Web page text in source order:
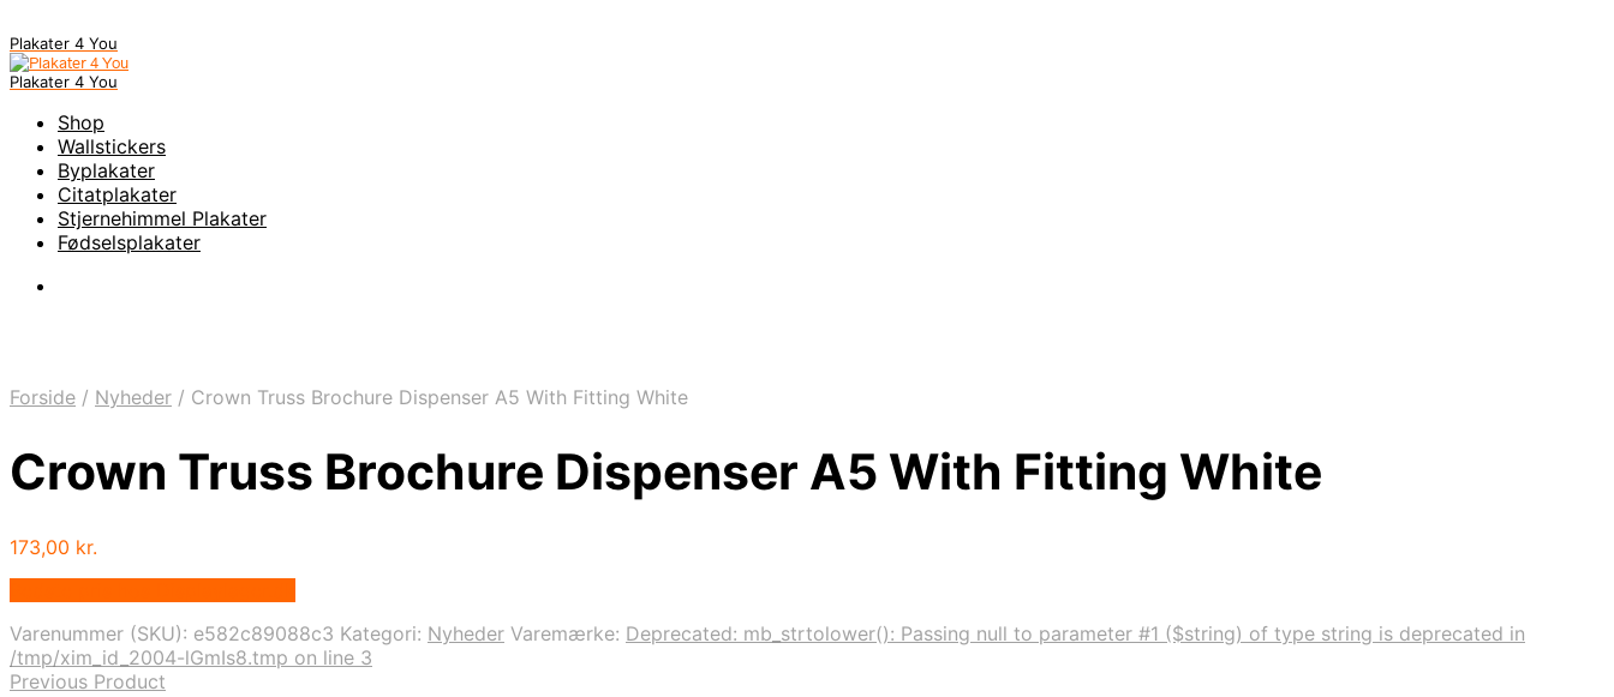
Plakater 4 You
Plakater 4 You
Shop
Wallstickers
Byplakater
Citatplakater
Stjernehimmel Plakater
Fødselsplakater
Forside / Nyheder / Crown Truss Brochure Dispenser A5 With Fitting White
Crown Truss Brochure Dispenser A5 With Fitting White
173,00 kr.
Varenummer (SKU): e582c89088c3 Kategori: Nyheder Varemærke: Deprecated: mb_strtolower(): Passing null to parameter #1 ($string) of type string is deprecated in
/tmp/xim_id_2004-lGmIs8.tmp on line 3
Previous Product